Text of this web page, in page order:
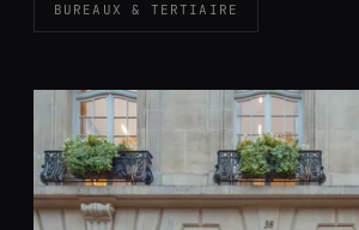
BUREAUX & TERTIAIRE